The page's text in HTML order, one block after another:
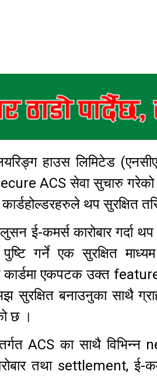
हाउस लिमिटेड
ACS सेवा सुचारु
थप सुरक्षित
ई-कमर्स कारोबार गर्दा
गर्ने एक सुरक्षित
कार्डमा एकपटक उक्त
सुरक्षित बनाउनुका साथै
छ ।
ACS का साथै विभिन्न
तथा settlement,